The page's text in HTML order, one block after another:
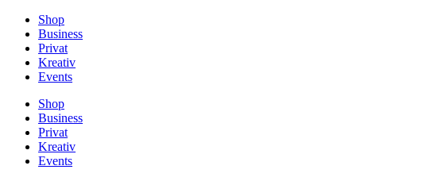
Shop
Business
Privat
Kreativ
Events
Shop
Business
Privat
Kreativ
Events